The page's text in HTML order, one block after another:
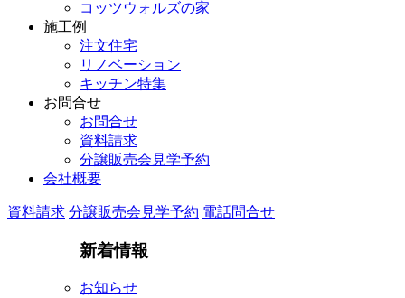
コッツウォルズの家
施工例
注文住宅
リノベーション
キッチン特集
お問合せ
お問合せ
資料請求
分譲販売会見学予約
会社概要
資料請求 分譲販売会見学予約 電話問合せ
新着情報
お知らせ